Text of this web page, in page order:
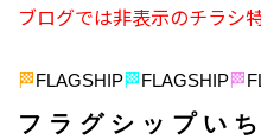
ブログでは非表示のチラシ
🏁 FLAGSHIP🏁 FLAGSHIP🏁
フ ラ グ シ ッ プ い